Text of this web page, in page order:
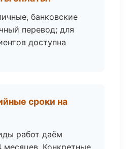
банковские
перевод; для
доступна
сроки на
работ даём
месяцев. Конкретные